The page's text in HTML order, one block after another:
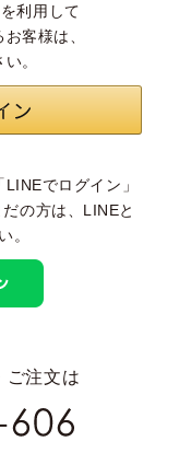
利用して
客様は、
。
でログイン」
の方は、 LINEと
。
ご注文は